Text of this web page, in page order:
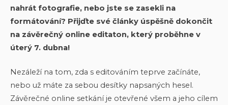
nahrát fotografie, nebo jste se zasekli na
formátování? Přijďte své články úspěšně dokončit
na závěrečný online editaton, který proběhne v
úterý 7. dubna!
Nezáleží na tom, zda s editováním teprve začínáte,
nebo už máte za sebou desítky napsaných hesel.
Závěrečné online setkání je otevřené všem a jeho cílem